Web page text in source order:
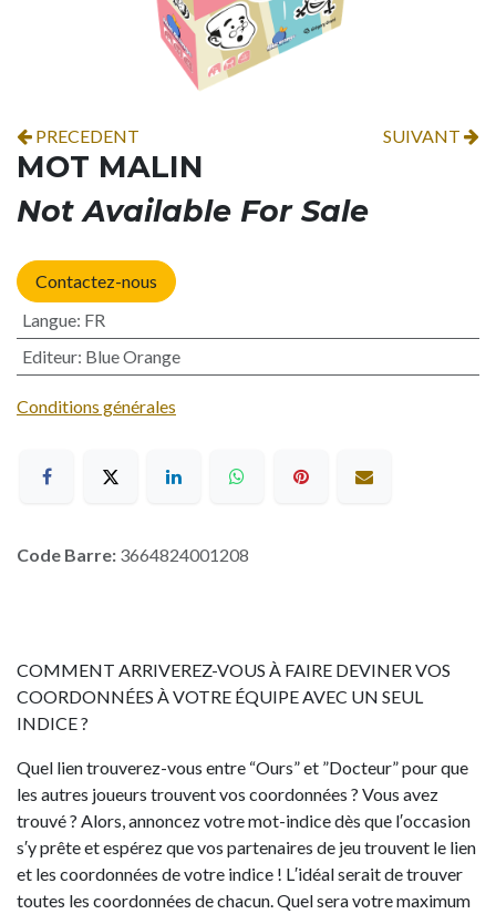
PRECEDENT SUIVANT
MOT MALIN
Not Available For Sale
Contactez-nous
Langue: FR
Editeur: Blue Orange
Conditions générales
Code Barre: 3664824001208
COMMENT ARRIVEREZ-VOUS À FAIRE DEVINER VOS
COORDONNÉES À VOTRE ÉQUIPE AVEC UN SEUL
INDICE ?
Quel lien trouverez-vous entre “Ours” et ”Docteur” pour que
les autres joueurs trouvent vos coordonnées ? Vous avez
trouvé ? Alors, annoncez votre mot-indice dès que l′occasion
s′y prête et espérez que vos partenaires de jeu trouvent le lien
et les coordonnées de votre indice ! L′idéal serait de trouver
toutes les coordonnées de chacun. Quel sera votre maximum